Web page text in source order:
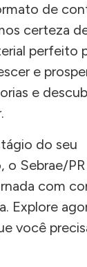
de
certeza
perfeito
e
e
do seu
o Sebrae/
com
Explore
você